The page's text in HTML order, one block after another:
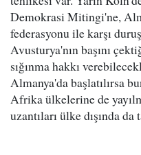
Demokrasi Mitingi'ne,
federasyonu ile karşı
Avusturya'nın başını
sığınma hakkı
Almanya'da başlatılırsa
Afrika ülkelerine de
uzantıları ülke dışında